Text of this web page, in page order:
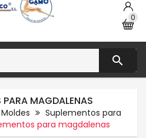
0

PARA MAGDALENAS
Moldes
Suplementos para
para magdalenas